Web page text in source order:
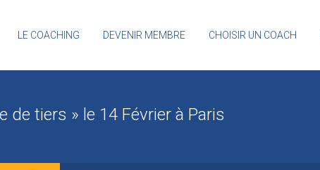
LE COACHING DEVENIR MEMBRE CHOISIR UN COACH
de tiers » le 14 Février à Paris